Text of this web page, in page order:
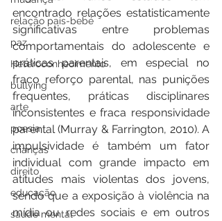
relação pais-bebé
paz
Heteroconhecimento
bullying
arte
poesia
crianças
direito
educação
saúde mental
encontrado relações estatisticamente
significativas entre problemas
comportamentais do adolescente e
práticas parentais, em especial no
fraco reforço parental, nas punições
frequentes, práticas disciplinares
inconsistentes e fraca responsividade
parental (Murray & Farrington, 2010). A
impulsividade é também um fator
individual com grande impacto em
atitudes mais violentas dos jovens,
sendo que a exposição à violência na
mídia ou redes sociais e em outros